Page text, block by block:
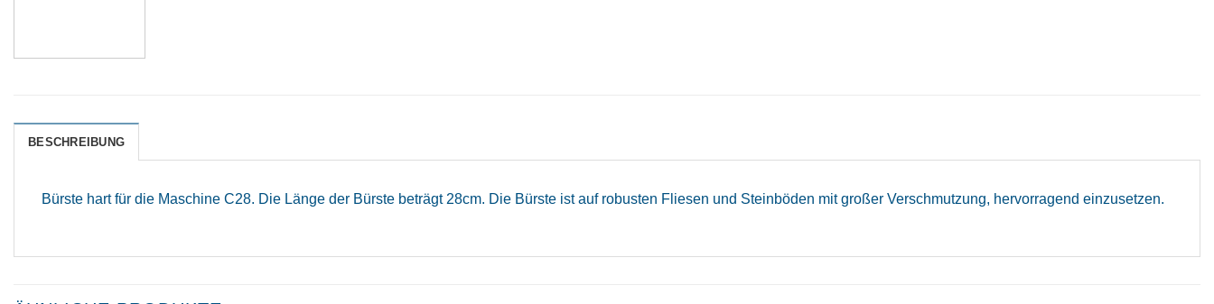
BESCHREIBUNG
Bürste hart für die Maschine C28. Die Länge der Bürste beträgt 28cm. Die Bürste ist auf robusten Fliesen und Steinböden mit großer Verschmutzung, hervorragend einzusetzen.